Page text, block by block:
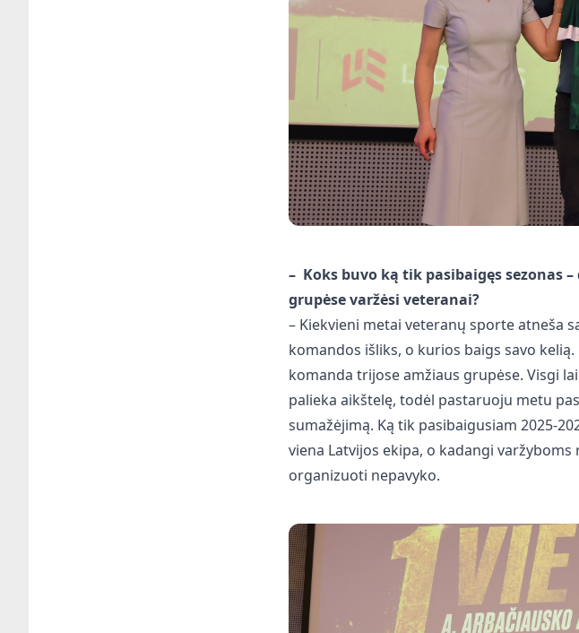
– Koks buvo ką tik pasibaigęs sezonas
grupėse varžėsi veteranai?
– Kiekvieni metai veteranų sporte atneša
komandos išliks, o kurios baigs savo
komanda trijose amžiaus grupėse. Visgi
palieka aikštelę, todėl pastaruoju metu
sumažėjimą. Ką tik pasibaigusiam 2025-
viena Latvijos ekipa, o kadangi
organizuoti nepavyko.